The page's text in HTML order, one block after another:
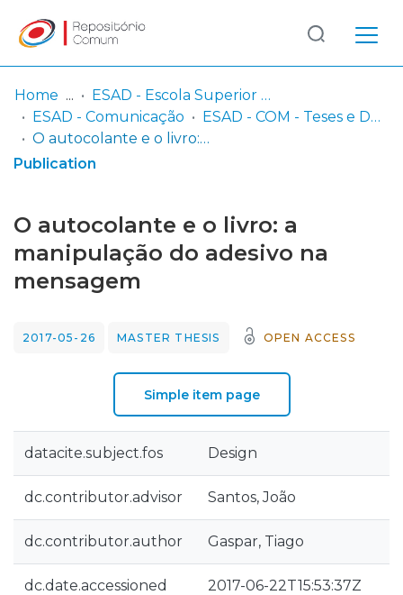
Communities
& Collections
Statistics
Log
In
(current)
Home
ESAD - Escola Superior de Artes e Design
ESAD - Comunicação
ESAD - COM - Teses e Dissertações
O autocolante e o livro: a manipulação do adesivo na mensagem
Publication
O autocolante e o livro: a
manipulação do adesivo na
mensagem
2017-05-26 MASTER THESIS OPEN ACCESS
Simple item page
datacite.subject.fos Design
dc.contributor.advisor Santos, João
dc.contributor.author Gaspar, Tiago
dc.date.accessioned 2017-06-22T15:53:37Z